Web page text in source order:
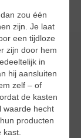
zou één
zijn. Je laat
een tijdloze
zijn door hem
in
hij aansluiten
zelf – of
de kasten
waarde hecht
producten
kast.